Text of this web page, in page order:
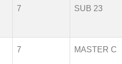
7 SUB 23
7 MASTER C